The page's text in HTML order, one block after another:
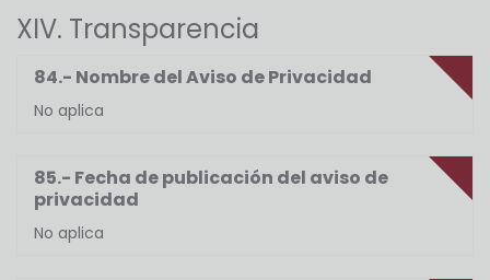
XIV. Transparencia
84.- Nombre del Aviso de Privacidad
No aplica
85.- Fecha de publicación del aviso de
privacidad
No aplica